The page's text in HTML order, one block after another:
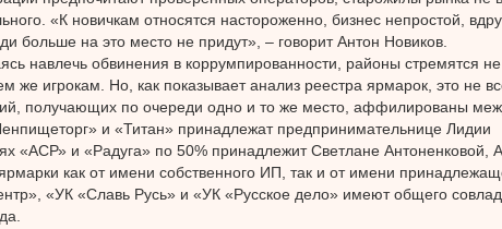
«К новичкам относятся настороженно, бизнес непростой,
больше на это место не придут», – говорит Антон Новиков.
навлечь обвинения в коррумпированности, районы стремятся не
же игрокам. Но, как показывает анализ реестра ярмарок, это не
получающих по очереди одно и то же место, аффилированы
и «Титан» принадлежат предпринимательнице Лидии
«АСР» и «Радуга» по 50% принадлежит Светлане Антоненковой,
как от имени собственного ИП, так и от имени
«УК «Славь Русь» и «УК «Русское дело» имеют общего